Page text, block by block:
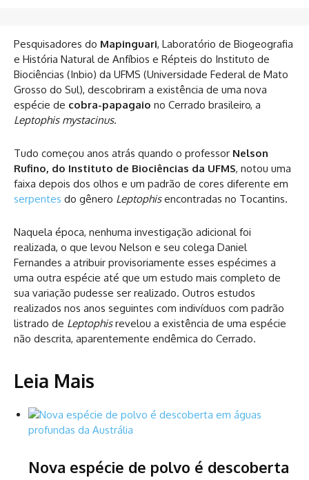
Pesquisadores do Mapinguari, Laboratório de Biogeografia
e História Natural de Anfíbios e Répteis do Instituto de
Biociências (Inbio) da UFMS (Universidade Federal de Mato
Grosso do Sul), descobriram a existência de uma nova
espécie de cobra-papagaio no Cerrado brasileiro, a
Leptophis mystacinus.
Tudo começou anos atrás quando o professor Nelson
Rufino, do Instituto de Biociências da UFMS, notou uma
faixa depois dos olhos e um padrão de cores diferente em
serpentes do gênero Leptophisencontradas no Tocantins.
Naquela época, nenhuma investigação adicional foi
realizada, o que levou Nelson e seu colega Daniel
Fernandes a atribuir provisoriamente esses espécimes a
uma outra espécie até que um estudo mais completo de
sua variação pudesse ser realizado. Outros estudos
realizados nos anos seguintes com indivíduos com padrão
listrado de Leptophisrevelou a existência de uma espécie
não descrita, aparentemente endêmica do Cerrado.
Leia Mais
Nova espécie de polvo é descoberta